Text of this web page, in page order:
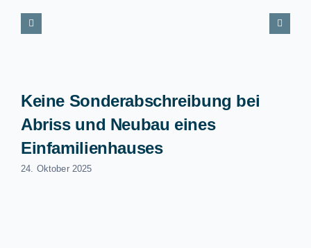
Keine Sonderabschreibung bei
Abriss und Neubau eines
Einfamilienhauses
24. Oktober 2025